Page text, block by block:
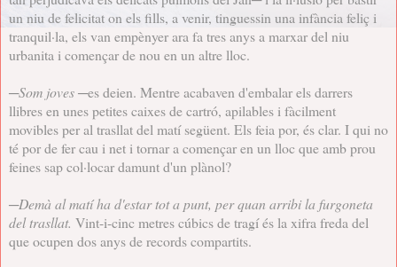
un niu de felicitat on els fills, a venir, tinguessin una infància feliç i
tranquil·la, els van empènyer ara fa tres anys a marxar del niu
urbanita i començar de nou en un altre lloc.
─Som joves─es deien. Mentre acabaven d'embalar els darrers
llibres en unes petites caixes de cartró, apilables i fàcilment
movibles per al trasllat del matí següent. Els feia por, és clar. I qui no
té por de fer cau i net i tornar a començar en un lloc que amb prou
feines sap col·locar damunt d'un plànol?
─Demà al matí ha d'estar tot a punt, per quan arribi la furgoneta
del trasllat. Vint-i-cinc metres cúbics de tragí és la xifra freda del
que ocupen dos anys de records compartits.